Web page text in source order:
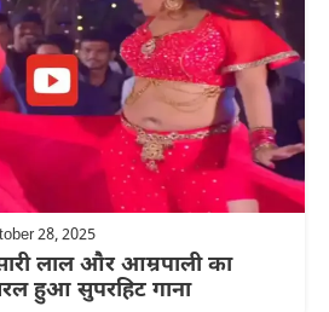
28, 2025
लाल और आम्रपाली का
हुआ सुपरहिट गाना